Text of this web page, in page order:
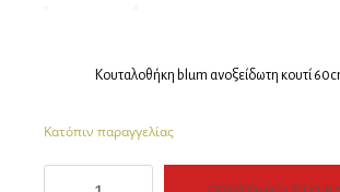
Κουταλοθήκη blum ανοξείδωτη κουτί
Κατόπιν παραγγελίας